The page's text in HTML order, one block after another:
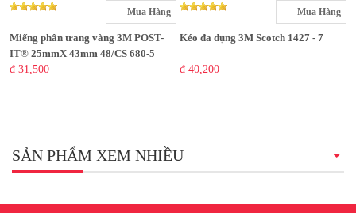
Mua Hàng
Miếng phân trang vàng 3M POST-
IT® 25mmX 43mm 48/CS 680-5
₫ 31,500
Mua Hàng
Kéo đa dụng 3M Scotch 1427 - 7
₫ 40,200
SẢN PHẨM XEM NHIỀU